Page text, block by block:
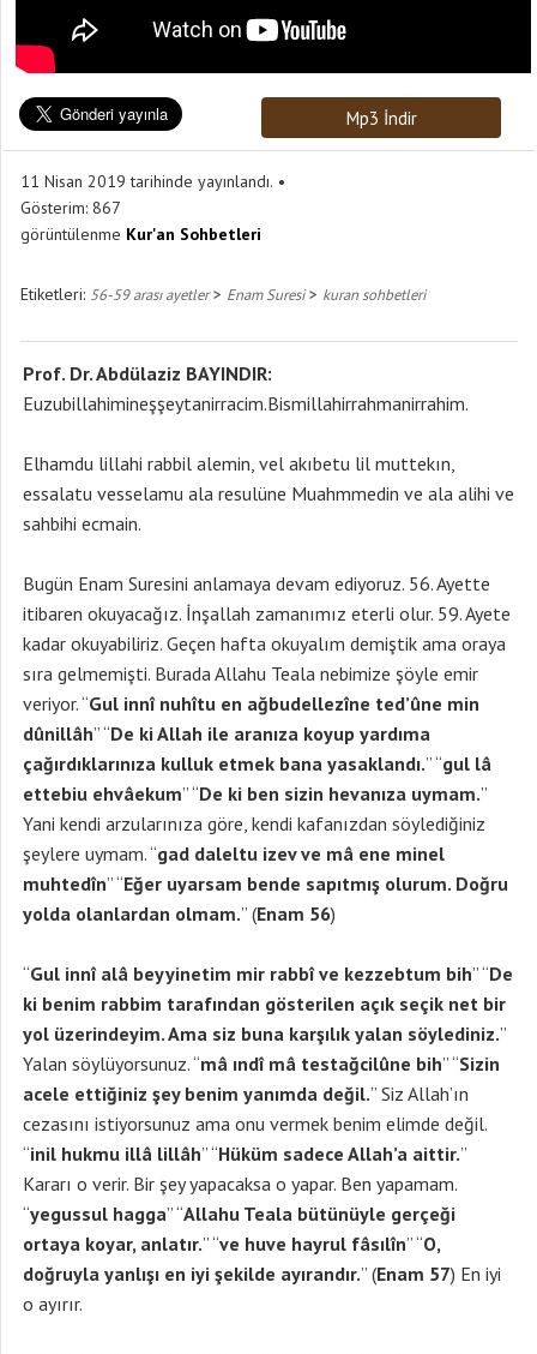
Mp3 İndir
11 Nisan 2019 tarihinde yayınlandı.
Gösterim: 867
görüntülenme Kur'an Sohbetleri
Etiketleri: 56-59 arası ayetler> Enam Suresi> kuran sohbetleri
Prof. Dr. Abdülaziz BAYINDIR:
Euzubillahimineşşeytanirracim.Bismillahirrahmanirrahim.
Elhamdu lillahi rabbil alemin, vel akıbetu lil muttekın,
essalatu vesselamu ala resulüne Muahmmedin ve ala alihi ve
sahbihi ecmain.
Bugün Enam Suresini anlamaya devam ediyoruz. 56. Ayette
itibaren okuyacağız. İnşallah zamanımız eterli olur. 59. Ayete
kadar okuyabiliriz. Geçen hafta okuyalım demiştik ama oraya
sıra gelmemişti. Burada Allahu Teala nebimize şöyle emir
veriyor. “Gul innî nuhîtu en ağbudellezîne ted’ûne min
dûnillâh” “De ki Allah ile aranıza koyup yardıma
çağırdıklarınıza kulluk etmek bana yasaklandı.” “gul lâ
ettebiu ehvâekum” “De ki ben sizin hevanıza uymam.”
Yani kendi arzularınıza göre, kendi kafanızdan söylediğiniz
şeylere uymam. “gad daleltu izev ve mâ ene minel
muhtedîn” “Eğer uyarsam bende sapıtmış olurum. Doğru
yolda olanlardan olmam.” (Enam 56)
“Gul innî alâ beyyinetim mir rabbî ve kezzebtum bih” “De
ki benim rabbim tarafından gösterilen açık seçik net bir
yol üzerindeyim. Ama siz buna karşılık yalan söylediniz.”
Yalan söylüyorsunuz. “mâ ındî mâ testağcilûne bih” “Sizin
acele ettiğiniz şey benim yanımda değil.” Siz Allah’ın
cezasını istiyorsunuz ama onu vermek benim elimde değil.
“inil hukmu illâ lillâh” “Hüküm sadece Allah’a aittir.”
Kararı o verir. Bir şey yapacaksa o yapar. Ben yapamam.
“yegussul hagga” “Allahu Teala bütünüyle gerçeği
ortaya koyar, anlatır.” “ve huve hayrul fâsılîn” “O,
doğruyla yanlışı en iyi şekilde ayırandır.” (Enam 57) En iyi
o ayırır.